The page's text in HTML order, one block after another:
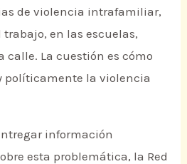
de violencia intrafamiliar,
en las escuelas,
calle. La cuestión es cómo
políticamente la violencia
información
esta problemática, la Red